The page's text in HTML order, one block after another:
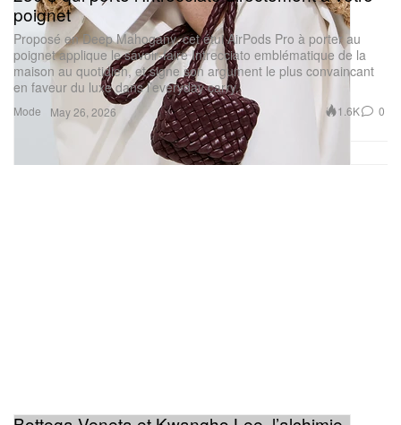
Mode
poignet
Proposé en Deep Mahogany, cet étui AirPods Pro à porter au
poignet applique le savoir‑faire Intrecciato emblématique de la
maison au quotidien, et signe son argument le plus convaincant
en faveur du luxe dans l’everyday carry.
May 26, 2026 1.6K 0